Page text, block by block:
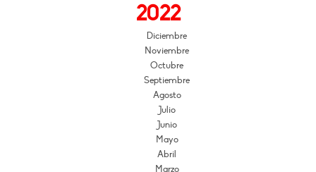
2022
Diciembre
Noviembre
Octubre
Septiembre
Agosto
Julio
Junio
Mayo
Abril
Marzo